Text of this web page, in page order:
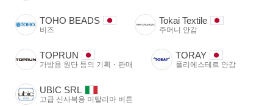
TOHO BEADS
비즈
Tokai Textile
주머니 안감
TOPRUN
가방용 원단 등의 기획・판매
TORAY
폴리에스테르 안감
UBIC SRL
고급 신사복용 이탈리아 버튼